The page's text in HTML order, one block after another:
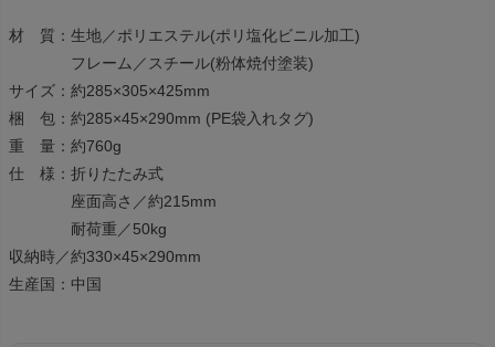
材 質：生地／ポリエステル(ポリ塩化ビニル加工)
フレーム／スチール(粉体焼付塗装)
サイズ：約285×305×425mm
梱 包：約285×45×290mm (PE袋入れタグ)
重 量：約760g
仕 様：折りたたみ式
座面高さ／約215mm
耐荷重／50kg
収納時／約330×45×290mm
生産国：中国